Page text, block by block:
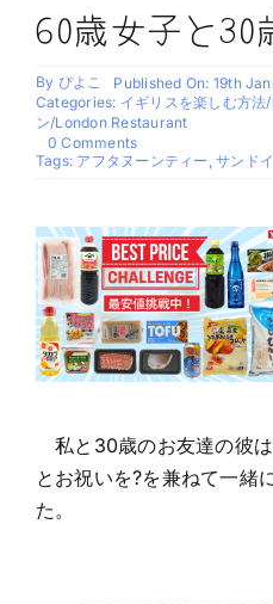
60歳女子と30
By ぴよこ
Published On: 19th
Categories: イギリスを楽しむ方
ン/London Restaurant
0 Commentson
60
と
30
歳
男
子
の
1
日??
Tags: アフタヌーンティー ,サンド
私と30歳のお友達の彼
とお祝いを?を兼ねて一緒
た。
ぴよ